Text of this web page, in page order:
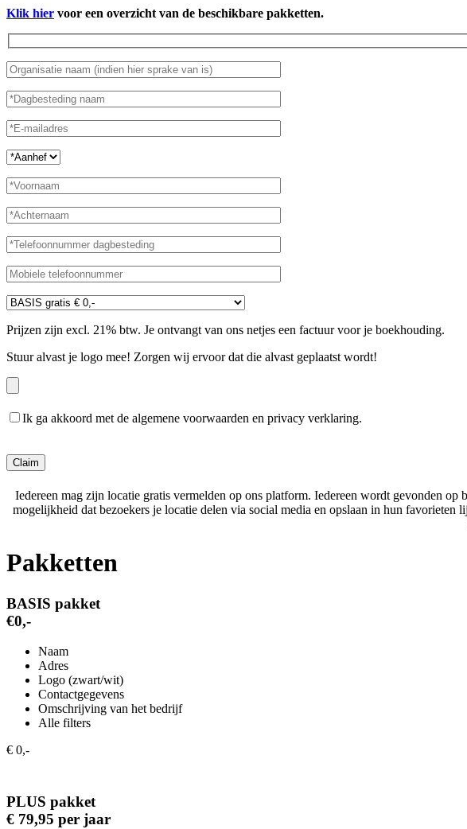
Klik hier voor een overzicht van de beschikbare pakketten.
Prijzen zijn excl. 21% btw. Je ontvangt van ons netjes een factuur voor je boekhouding.
Stuur alvast je logo mee! Zorgen wij ervoor dat die alvast geplaatst wordt!
Ik ga akkoord met de algemene voorwaarden en privacy verklaring.
Iedereen mag zijn locatie gratis vermelden op ons platform. Iedereen wordt gevonden
mogelijkheid dat bezoekers je locatie delen via social media en opslaan in hun
Pakketten
BASIS pakket
€0,-
Naam
Adres
Logo (zwart/wit)
Contactgegevens
Omschrijving van het bedrijf
Alle filters
€ 0,-
PLUS pakket
€ 79,95 per jaar